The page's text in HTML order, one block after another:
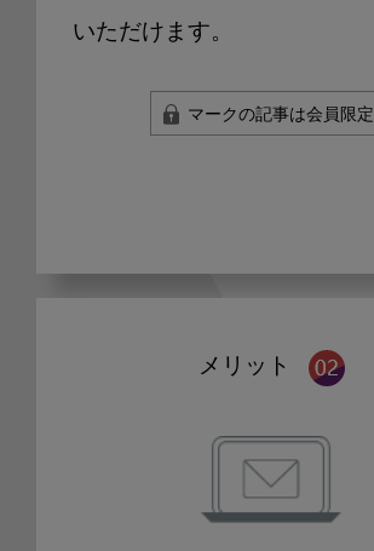
いただけます。
マークの記事は会員限定
メリット